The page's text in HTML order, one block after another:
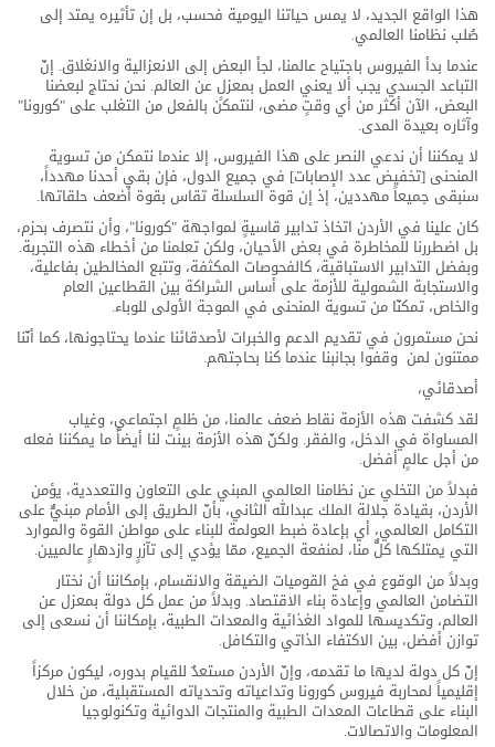
هذا الواقع الجديد، لا يمس حياتنا اليومية فحسب، بل إن تأثيره يمتد إلى
صُلب نظامنا العالمي.
عندما بدأ الفيروس باجتياح عالمنا، لجأ البعض إلى الانعزالية والانغلاق. إنّ
التباعد الجسدي يجب ألا يعني العمل بمعزلٍ عن العالم. نحن نحتاج لبعضنا
البعض، الآن أكثر من أي وقتٍ مضى، لنتمكن بالفعل من التغلب على "كورونا"
وآثاره بعيدة المدى.
لا يمكننا أن ندعي النصر على هذا الفيروس، إلا عندما نتمكن من تسوية
المنحنى [تخفيض عدد الإصابات] في جميع الدول، فإن بقي أحدنا مهدداً،
سنبقى جميعاً مهددين، إذ إن قوة السلسلة تقاس بقوة أضعف حلقاتها.
كان علينا في الأردن اتخاذ تدابير قاسيةٍ لمواجهة "كورونا"، وأن نتصرف بحزم،
بل اضطررنا للمخاطرة في بعض الأحيان، ولكن تعلمنا من أخطاء هذه التجربة.
وبفضل التدابير الاستباقية، كالفحوصات المكثفة، وتتبع المخالطين بفاعلية،
والاستجابة الشمولية للأزمة على أساس الشراكة بين القطاعين العام
والخاص، تمكنّا من تسوية المنحنى في الموجة الأولى للوباء.
نحن مستمرون في تقديم الدعم والخبرات لأصدقائنا عندما يحتاجونها، كما أنّنا
ممتنون لمن وقفوا بجانبنا عندما كنا بحاجتهم.
أصدقائي،
لقد كشفت هذه الأزمة نقاط ضعف عالمنا، من ظلمٍ اجتماعي، وغياب
المساواة في الدخل، والفقر. ولكنّ هذه الأزمة بينت لنا أيضاً ما يمكننا فعله
من أجل عالمٍ أفضل.
فبدلاً من التخلي عن نظامنا العالمي المبني على التعاون والتعددية، يؤمن
الأردن، بقيادة جلالة الملك عبدالله الثاني، بأنّ الطريق إلى الأمام مبنيٌّ على
التكامل العالمي، أي بإعادة ضبط العولمة للبناء على مواطن القوة والموارد
التي يمتلكها كلٌّ منا، لمنفعة الجميع، ممّا يؤدي إلى تآزرٍ وازدهارٍ عالميين.
وبدلاً من الوقوع في فخ القوميات الضيقة والانقسام، بإمكاننا أن نختار
التضامن العالمي وإعادة بناء الاقتصاد. وبدلاً من عمل كل دولة بمعزل عن
العالم، وتكديسها للمواد الغذائية والمعدات الطبية، بإمكاننا أن نسعى إلى
توازن أفضل، بين الاكتفاء الذاتي والتكافل.
إنّ كل دولة لديها ما تقدمه، وإنّ الأردن مستعدٌ للقيام بدوره، ليكون مركزاً
إقليمياً لمحاربة فيروس كورونا وتداعياته وتحدياته المستقبلية، من خلال
البناء على قطاعات المعدات الطبية والمنتجات الدوائية وتكنولوجيا
المعلومات والاتصالات.